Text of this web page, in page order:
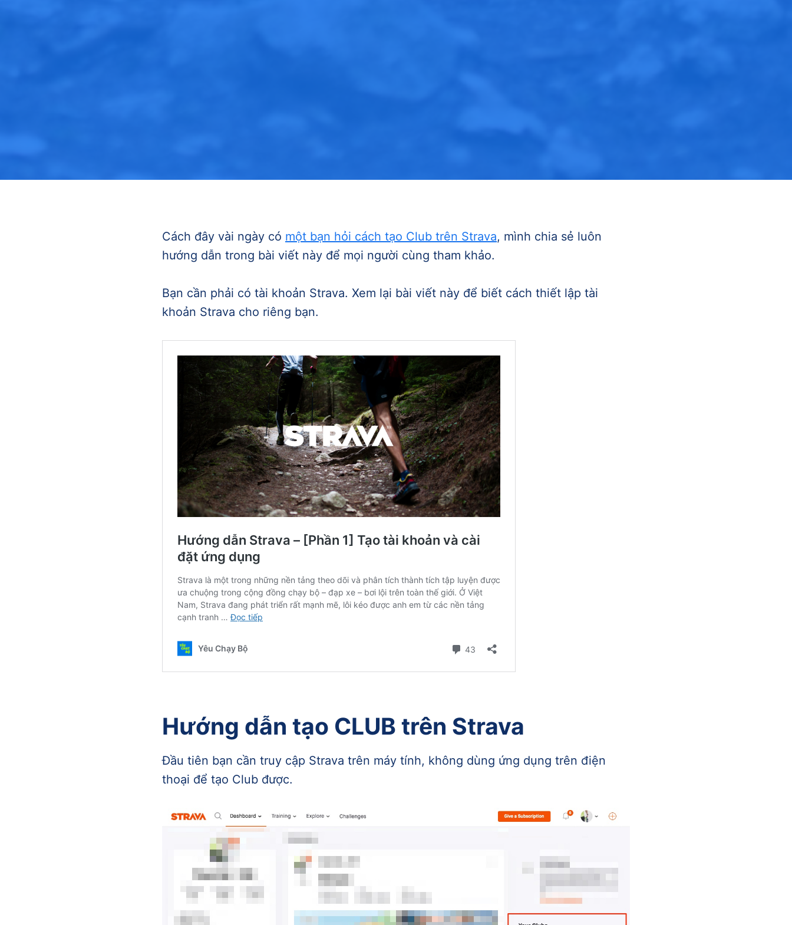
Cách đây vài ngày có một bạn hỏi cách tạo Club trên Strava, mình chia sẻ luôn
hướng dẫn trong bài viết này để mọi người cùng tham khảo.
Bạn cần phải có tài khoản Strava. Xem lại bài viết này để biết cách thiết lập tài
khoản Strava cho riêng bạn.
Hướng dẫn tạo CLUB trên Strava
Đầu tiên bạn cần truy cập Strava trên máy tính, không dùng ứng dụng trên điện
thoại để tạo Club được.